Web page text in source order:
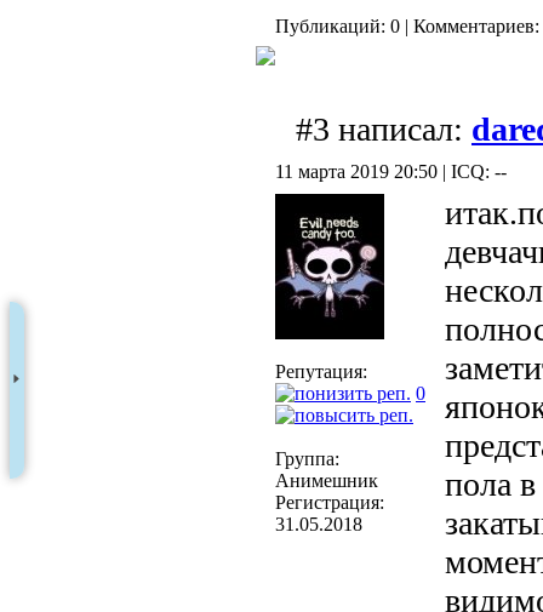
Публикаций: 0 | Комментариев:
#3 написал:
11 марта 2019 20:50 | ICQ: --
Репутация:
0
Группа:
Анимешник
Регистрация:
31.05.2018
пола